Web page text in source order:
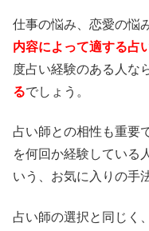
仕事の悩み、恋愛の悩
内容によって適する占
度占い経験のある人な
るでしょう。
占い師との相性も重要
を何回か経験している
いう、お気に入りの手
占い師の選択と同じく